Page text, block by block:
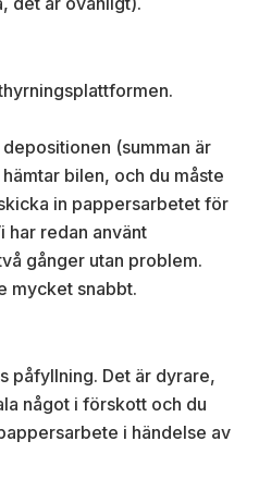
(summan är
bilen, och du måste
in pappersarbetet för
har redan använt
gånger utan problem.
mycket snabbt.
påfyllning. Det är dyrare,
något i förskott och du
i händelse av